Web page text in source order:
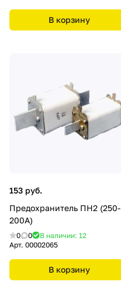
В корзину
153 руб.
Предохранитель ПН2 (250-
200А)
0 0
В наличии: 12
Арт. 00002065
В корзину